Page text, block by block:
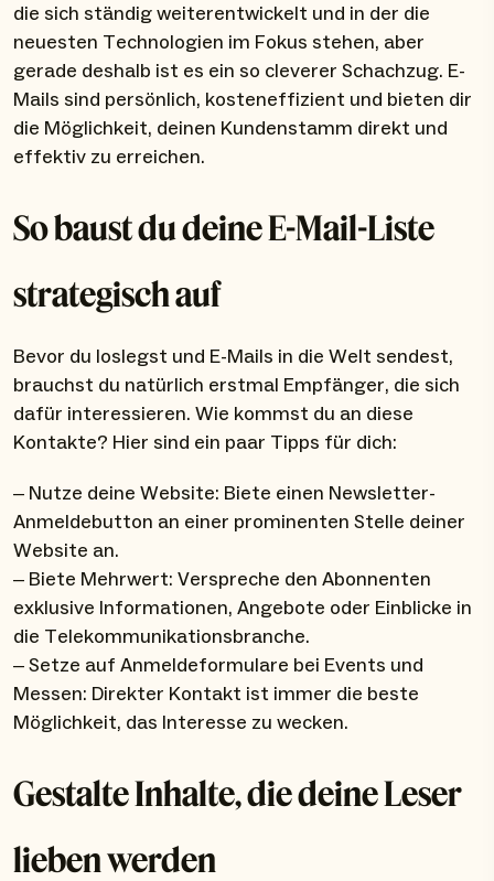
die sich ständig weiterentwickelt und in der die
neuesten Technologien im Fokus stehen, aber
gerade deshalb ist es ein so cleverer Schachzug. E-
Mails sind persönlich, kosteneffizient und bieten dir
die Möglichkeit, deinen Kundenstamm direkt und
effektiv zu erreichen.
So baust du deine E-Mail-Liste
strategisch auf
Bevor du loslegst und E-Mails in die Welt sendest,
brauchst du natürlich erstmal Empfänger, die sich
dafür interessieren. Wie kommst du an diese
Kontakte? Hier sind ein paar Tipps für dich:
– Nutze deine Website: Biete einen Newsletter-
Anmeldebutton an einer prominenten Stelle deiner
Website an.
– Biete Mehrwert: Verspreche den Abonnenten
exklusive Informationen, Angebote oder Einblicke in
die Telekommunikationsbranche.
– Setze auf Anmeldeformulare bei Events und
Messen: Direkter Kontakt ist immer die beste
Möglichkeit, das Interesse zu wecken.
Gestalte Inhalte, die deine Leser
lieben werden